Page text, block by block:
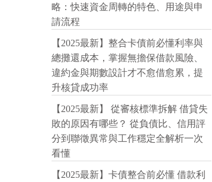
略：快速資金周轉的特色、用途與申
請流程
【2025最新】整合卡債前必懂利率與
總攤還成本，掌握無擔保借款風險、
違約金與期數設計才不愈借愈累，提
升核貸成功率
【2025最新】 從審核標準拆解 借貸失
敗的原因有哪些？ 從負債比、信用評
分到聯徵異常與工作穩定全解析一次
看懂
【2025最新】卡債整合前必懂 借款利